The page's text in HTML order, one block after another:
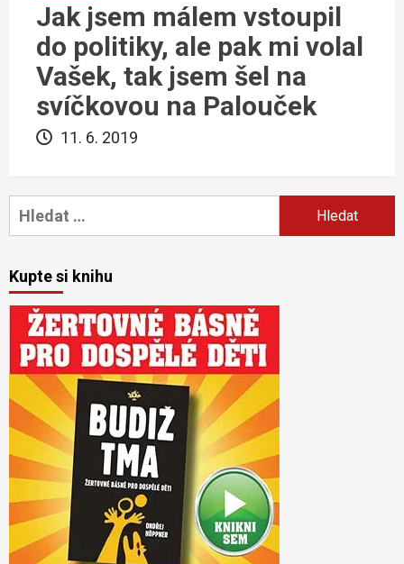
Jak jsem málem vstoupil
do politiky, ale pak mi volal
Vašek, tak jsem šel na
svíčkovou na Palouček
11. 6. 2019
Vyhledávání
Kupte si knihu